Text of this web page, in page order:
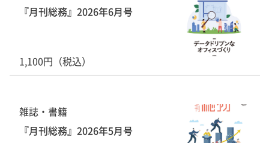
『月刊総務』2026年6月号
1,100円（税込）
雑誌・書籍
『月刊総務』2026年5月号